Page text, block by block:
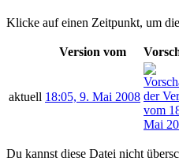
Klicke auf einen Zeitpunkt, um
Version vom
aktuell 18:05, 9. Mai 2008
Du kannst diese Datei nicht